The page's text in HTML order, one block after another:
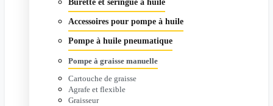
Burette et seringue à huile
Accessoires pour pompe à huile
Pompe à huile pneumatique
Pompe à graisse manuelle
Cartouche de graisse
Agrafe et flexible
Graisseur